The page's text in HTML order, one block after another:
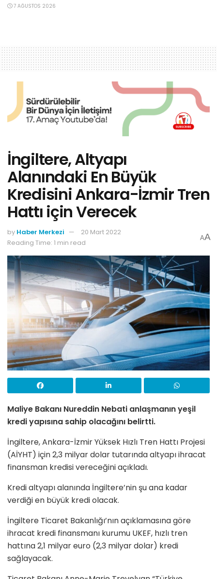
7 AĞUSTOS 2026
İngiltere, Altyapı
Alanındaki En Büyük
Kredisini Ankara-İzmir Tren
Hattı için Verecek
by Haber Merkezi
20 Mart 2022
Reading Time: 1 min read
AA
Maliye Bakanı Nureddin Nebati anlaşmanın yeşil
kredi yapısına sahip olacağını belirtti.
İngiltere, Ankara-İzmir Yüksek Hızlı Tren Hattı Projesi
(AİYHT) için 2,3 milyar dolar tutarında altyapı ihracat
finansman kredisi vereceğini açıkladı.
Kredi altyapı alanında İngiltere’nin şu ana kadar
verdiği en büyük kredi olacak.
İngiltere Ticaret Bakanlığı’nın açıklamasına göre
ihracat kredi finansmanı kurumu UKEF, hızlı tren
hattına 2,1 milyar euro (2,3 milyar dolar) kredi
sağlayacak.